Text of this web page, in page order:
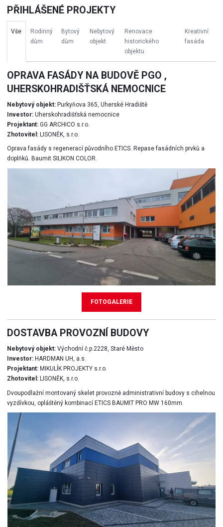
PŘIHLÁŠENÉ PROJEKTY
Vše
Rodinný
dům
Bytový
dům
Nebytový
objekt
Renovace
historického
objektu
Kreativní
fasáda
FOTOGALERIE
OPRAVA FASÁDY NA BUDOVĚ PGO ,
UHERSKOHRADIŠŤSKÁ NEMOCNICE
Nebytový objekt:Purkyňova 365, Uherské Hradiště
Investor:Uherskohradišťská nemocnice
Projektant:GG ARCHICO s.r.o.
Zhotovitel:LISONĚK, s.r.o.
Oprava fasády s regenerací původního ETICS. Repase fasádních prvků a
doplňků. Baumit SILIKON COLOR.
DOSTAVBA PROVOZNÍ BUDOVY
Nebytový objekt:Východní č.p.2228, Staré Město
Investor:HARDMAN UH, a.s.
Projektant:MIKULÍK PROJEKTY s.r.o.
Zhotovitel:LISONĚK, s.r.o.
Dvoupodlažní montovaný skelet provozně administrativní budovy s cihelnou
vyzdívkou, opláštěný kombinací ETICS BAUMIT PRO MW 160mm.